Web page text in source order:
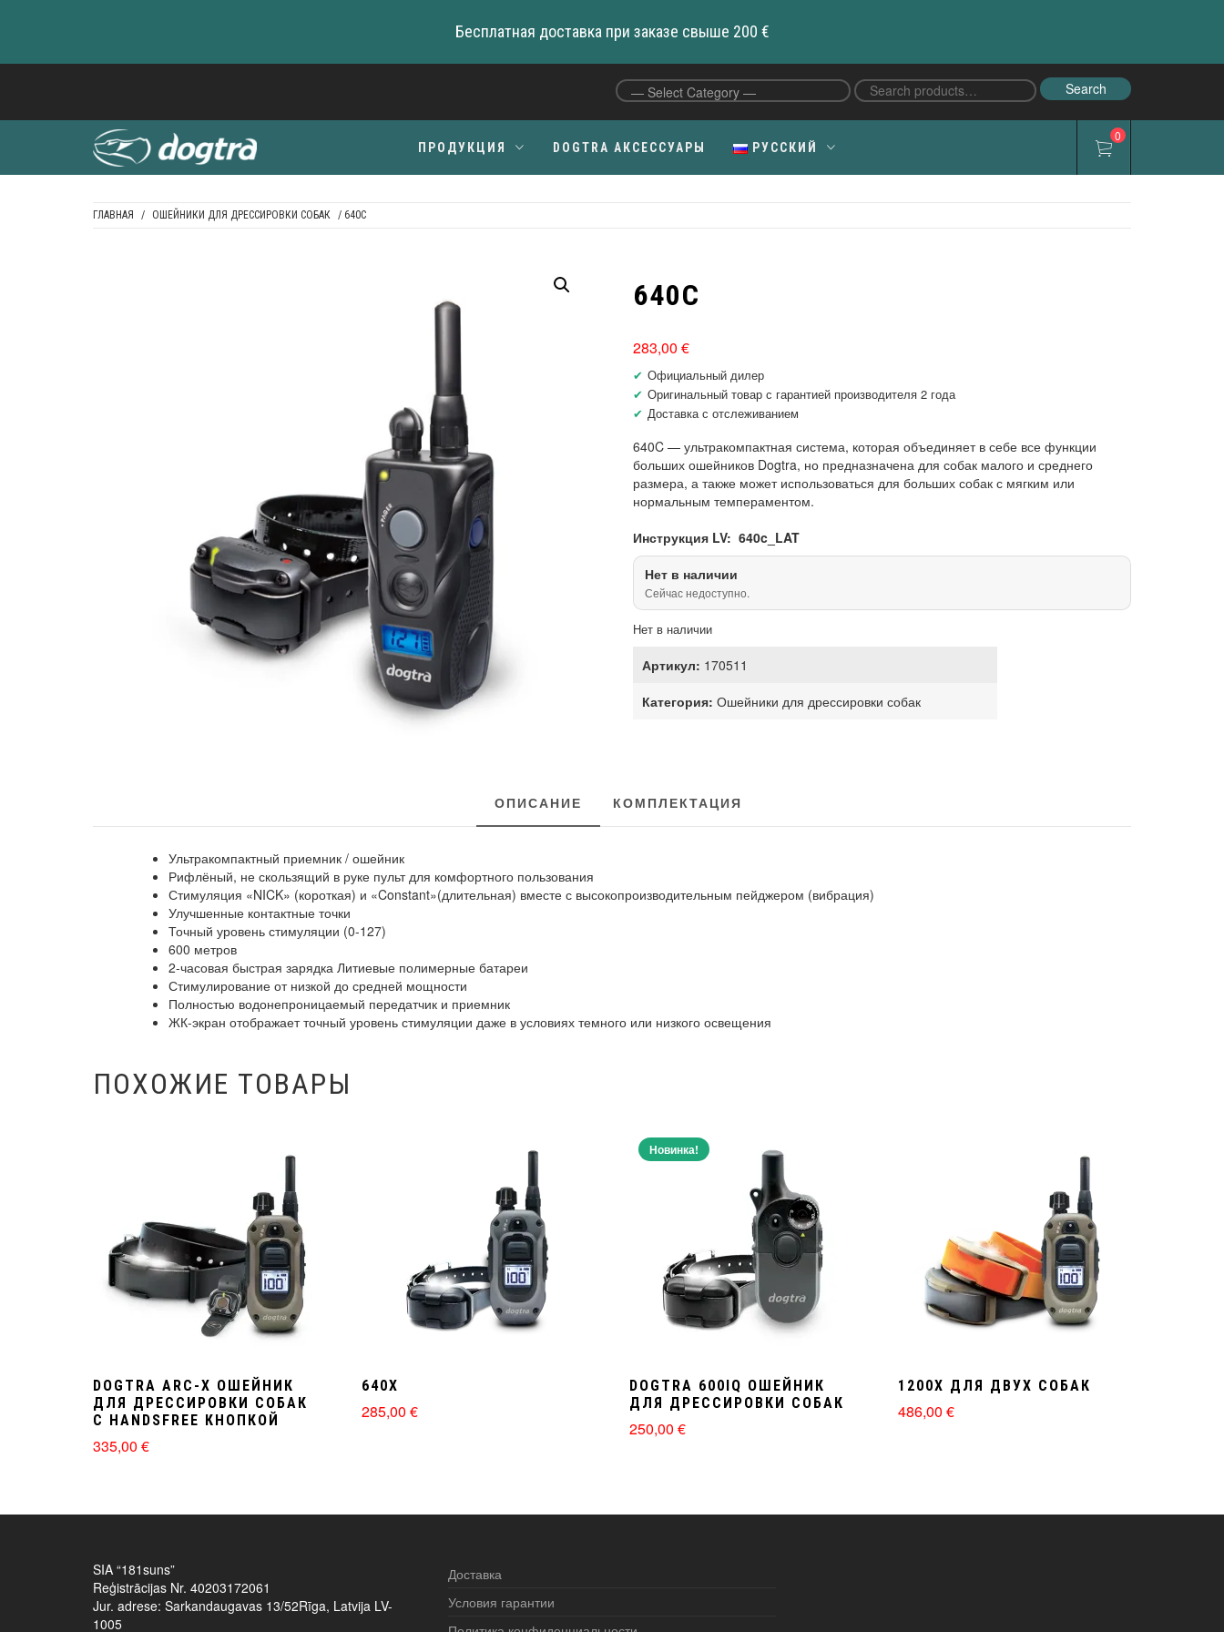
Бесплатная доставка при заказе свыше 200 €
Search
for:
Search
ПРОДУКЦИЯ DOGTRA АКСЕССУАРЫ РУССКИЙ
0
ГЛАВНАЯ / ОШЕЙНИКИ ДЛЯ ДРЕССИРОВКИ СОБАК / 640C
640C
283,00 €
Официальный дилер
Оригинальный товар с гарантией производителя 2 года
Доставка с отслеживанием
640C — ультракомпактная система, которая объединяет в себе все функции
больших ошейников Dogtra, но предназначена для собак малого и среднего
размера, а также может использоваться для больших собак с мягким или
нормальным темпераментом.
Инструкция LV: 640c_LAT
Нет в наличии
Сейчас недоступно.
Нет в наличии
Артикул: 170511
Категория: Ошейники для дрессировки собак
ОПИСАНИЕ КОМПЛЕКТАЦИЯ
Ультракомпактный приемник / ошейник
Рифлёный, не скользящий в руке пульт для комфортного пользования
Стимуляция «NICK» (короткая) и «Constant»(длительная) вместе с высокопроизводительным пейджером (вибрация)
Улучшенные контактные точки
Точный уровень стимуляции (0-127)
600 метров
2-часовая быстрая зарядка Литиевые полимерные батареи
Стимулирование от низкой до средней мощности
Полностью водонепроницаемый передатчик и приемник
ЖК-экран отображает точный уровень стимуляции даже в условиях темного или низкого освещения
ПОХОЖИЕ ТОВАРЫ
DOGTRA ARC-X ОШЕЙНИК
ДЛЯ ДРЕССИРОВКИ СОБАК
С HANDSFREE КНОПКОЙ
335,00 €
640X
285,00 €
Новинка!
DOGTRA 600IQ ОШЕЙНИК
ДЛЯ ДРЕССИРОВКИ СОБАК
250,00€
1200X ДЛЯ ДВУХ СОБАК
486,00€
SIA “181suns”
Reģistrācijas Nr. 40203172061
Jur. adrese: Sarkandaugavas 13/52Rīga, Latvija LV-
1005
Доставка
Условия гарантии